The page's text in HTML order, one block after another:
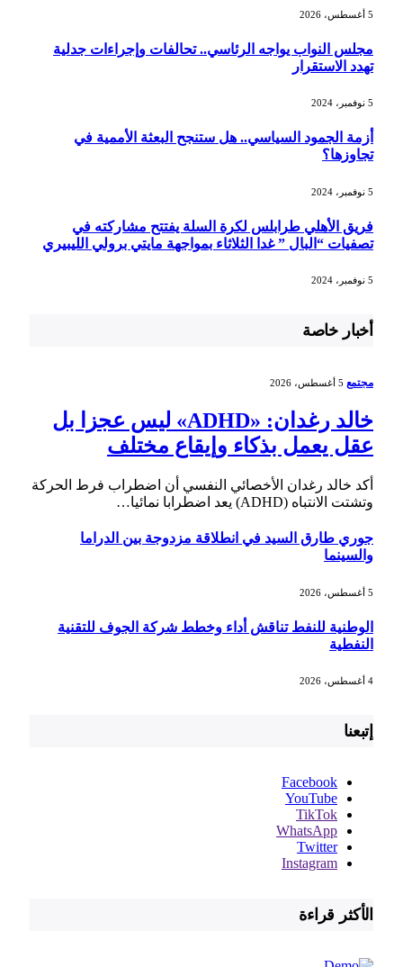
مجلس النواب يواجه الرئاسي.. تحالفات وإجراءات جدلية
تهدد الاستقرار
أزمة الجمود السياسي.. هل ستنجح البعثة الأممية في
تجاوزها؟
فريق الأهلي طرابلس لكرة السلة يفتتح مشاركته في
تصفيات “البال ” غدا الثلاثاء بمواجهة مايتي برولي الليبيري
أخبار خاصة
مجتمع 5 أغسطس، 2026
خالد رغدان: «ADHD» ليس عجزا بل
عقل يعمل بذكاء وإيقاع مختلف
أكد خالد رغدان الأخصائي النفسي أن اضطراب فرط الحركة
وتشتت الانتباه (ADHD) يعد اضطرابا نمائيا…
جوري طارق السيد في انطلاقة مزدوجة بين الدراما
والسينما
الوطنية للنفط تناقش أداء وخطط شركة الجوف للتقنية
النفطية
إتبعنا
Facebook
YouTube
TikTok
WhatsApp
Twitter
Instagram
الأكثر قراءة